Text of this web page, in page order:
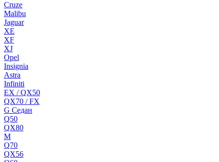
Cruze
Malibu
Jaguar
XE
XF
XJ
Opel
Insignia
Astra
Infiniti
EX / QX50
QX70 / FX
G Cедан
Q50
QX80
M
Q70
QX56